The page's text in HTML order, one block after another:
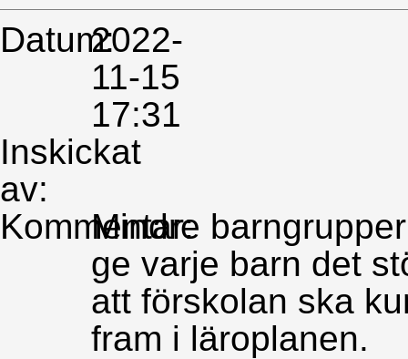
Datum:2022-
11-15
17:31
Inskickat
av:
Kommentar:
Mindre
ge varje barn det
att förskolan ska
fram i läroplanen.